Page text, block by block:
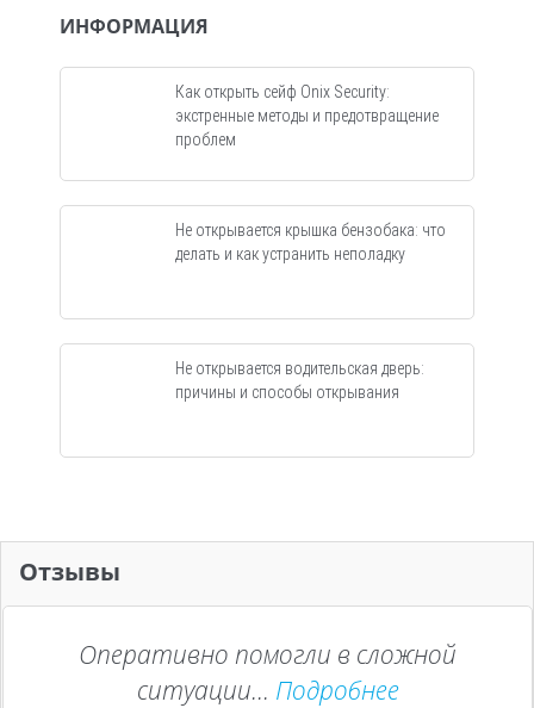
ИНФОРМАЦИЯ
Как открыть сейф Onix Security:
экстренные методы и предотвращение
проблем
Не открывается крышка бензобака: что
делать и как устранить неполадку
Не открывается водительская дверь:
причины и способы открывания
Отзывы
Оперативно помогли в сложной
ситуации... Подробнее